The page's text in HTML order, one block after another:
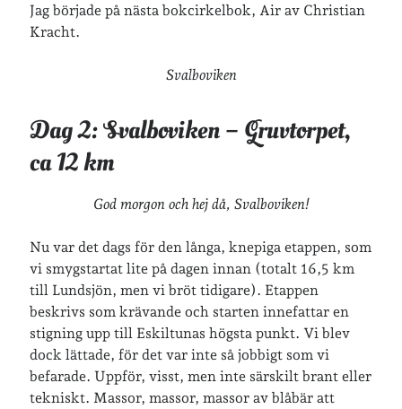
Jag började på nästa bokcirkelbok, Air av Christian
Kracht.
Svalboviken
Dag 2: Svalboviken – Gruvtorpet,
ca 12 km
God morgon och hej då, Svalboviken!
Nu var det dags för den långa, knepiga etappen, som
vi smygstartat lite på dagen innan (totalt 16,5 km
till Lundsjön, men vi bröt tidigare). Etappen
beskrivs som krävande och starten innefattar en
stigning upp till Eskiltunas högsta punkt. Vi blev
dock lättade, för det var inte så jobbigt som vi
befarade. Uppför, visst, men inte särskilt brant eller
tekniskt. Massor, massor, massor av blåbär att